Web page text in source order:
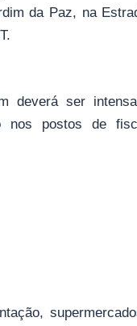
da Paz, na
deverá ser
nos postos de